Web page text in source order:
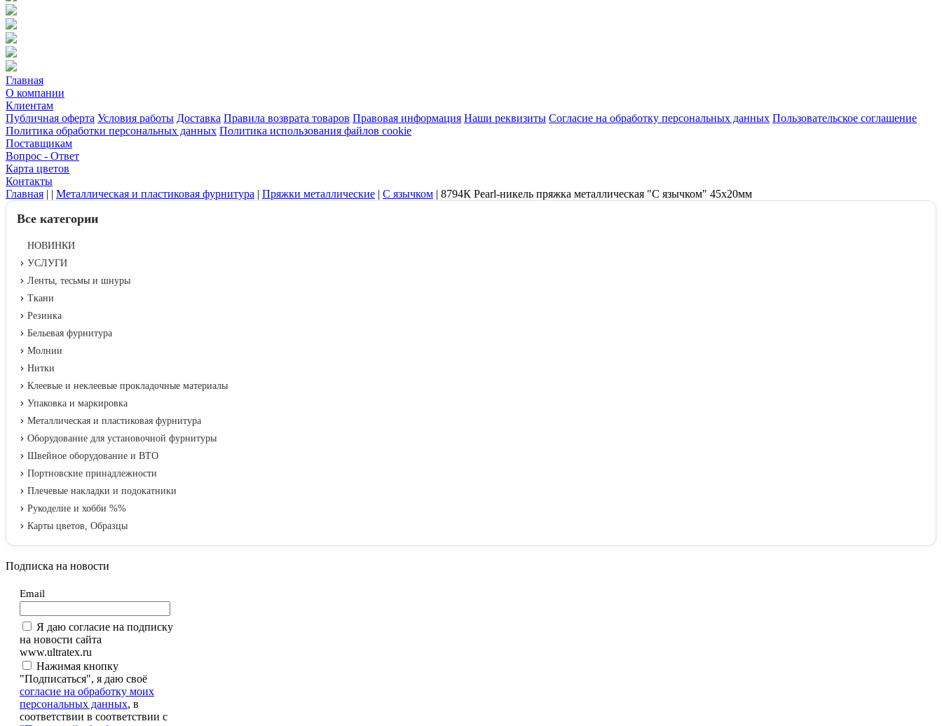
Главная
О компании
Клиентам
Публичная оферта Условия работы Доставка Правила возврата товаров Правовая информация Наши реквизиты Согласие на обработку персональных данных Пользовательское соглашение
Политика обработки персональных данных Политика использования файлов cookie
Поставщикам
Вопрос - Ответ
Карта цветов
Контакты
Главная | | Металлическая и пластиковая фурнитура | Пряжки металлические | С язычком | 8794К Pearl-никель пряжка металлическая "С язычком" 45х20мм
Все категории
НОВИНКИ
УСЛУГИ
Ленты, тесьмы и шнуры
Ткани
Резинка
Бельевая фурнитура
Молнии
Нитки
Клеевые и неклеевые прокладочные материалы
Упаковка и маркировка
Металлическая и пластиковая фурнитура
Оборудование для установочной фурнитуры
Швейное оборудование и ВТО
Портновские принадлежности
Плечевые накладки и подокатники
Рукоделие и хобби %%
Карты цветов, Образцы
Подписка на новости
Email
Я даю согласие на подписку
на новости сайта
www.ultratex.ru
Нажимая кнопку
"Подписаться", я даю своё
согласие на обработку моих
персональных данных, в
соответствии в соответствии с